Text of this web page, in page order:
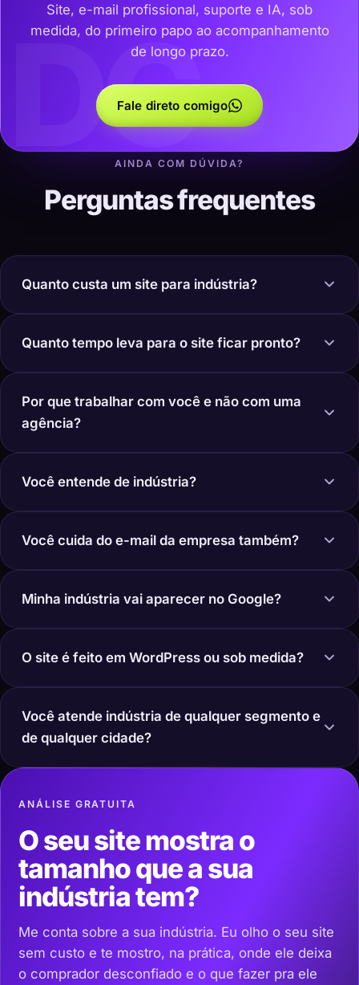
DC
Site, e-mail profissional, suporte e IA, sob
medida, do primeiro papo ao acompanhamento
de longo prazo.
Fale direto comigo
AINDA COM DÚVIDA?
Perguntas frequentes
Quanto custa um site para indústria?
Quanto tempo leva para o site ficar pronto?
Por que trabalhar com você e não com uma
agência?
Você entende de indústria?
Você cuida do e-mail da empresa também?
Minha indústria vai aparecer no Google?
O site é feito em WordPress ou sob medida?
Você atende indústria de qualquer segmento e
de qualquer cidade?
ANÁLISE GRATUITA
O seu site mostra o
tamanho que a sua
indústria tem?
Me conta sobre a sua indústria. Eu olho o seu site
sem custo e te mostro, na prática, onde ele deixa
o comprador desconfiado e o que fazer pra ele